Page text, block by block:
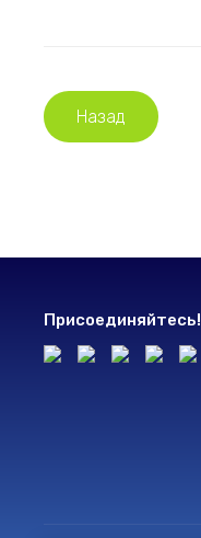
Назад
Присоединяйтесь!